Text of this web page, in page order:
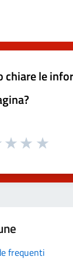
chiare le
frequenti